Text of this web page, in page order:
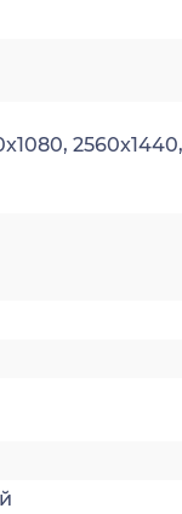
2560x1440,